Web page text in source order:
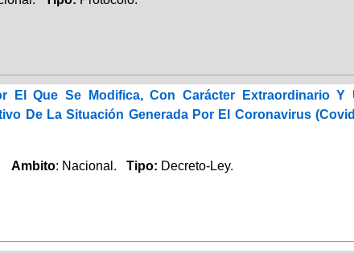
El Que Se Modifica, Con Carácter Extraordinario Y
De La Situación Generada Por El Coronavirus
Ambito: Nacional. Tipo: Decreto-Ley.